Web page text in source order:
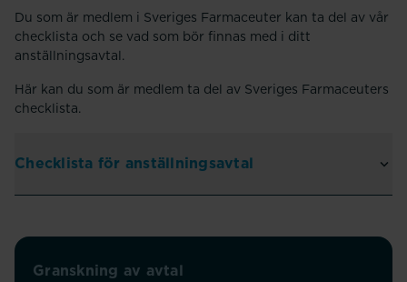
Du som är medlem i Sveriges Farmaceuter kan ta del av vår
checklista och se vad som bör finnas med i ditt
anställningsavtal.
Här kan du som är medlem ta del av Sveriges Farmaceuters
checklista.
Checklista för anställningsavtal
Granskning av avtal